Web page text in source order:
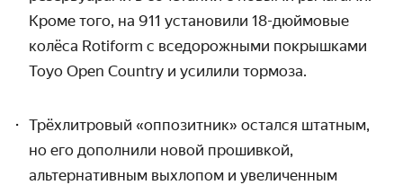
Кроме того, на 911 установили 18-дюймовые
колёса Rotiform с вседорожными покрышками
Toyo Open Country и усилили тормоза.
Трёхлитровый «оппозитник» остался штатным,
но его дополнили новой прошивкой,
альтернативным выхлопом и увеличенным